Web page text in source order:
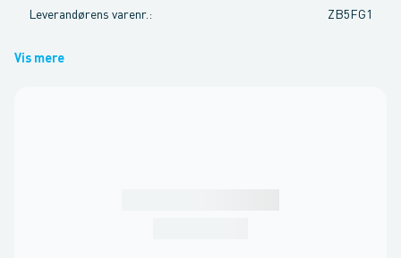
Leverandørens varenr. : ZB5FG1
Vis mere